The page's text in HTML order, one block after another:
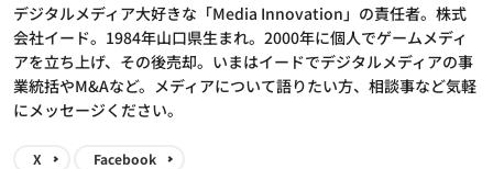
デジタルメディア大好きな「Media Innovation」の責任者。株式
会社イード。1984年山口県生まれ。2000年に個人でゲームメディ
アを立ち上げ、その後売却。いまはイードでデジタルメディアの事
業統括やM&Aなど。メディアについて語りたい方、相談事など気軽
にメッセージください。
X Facebook